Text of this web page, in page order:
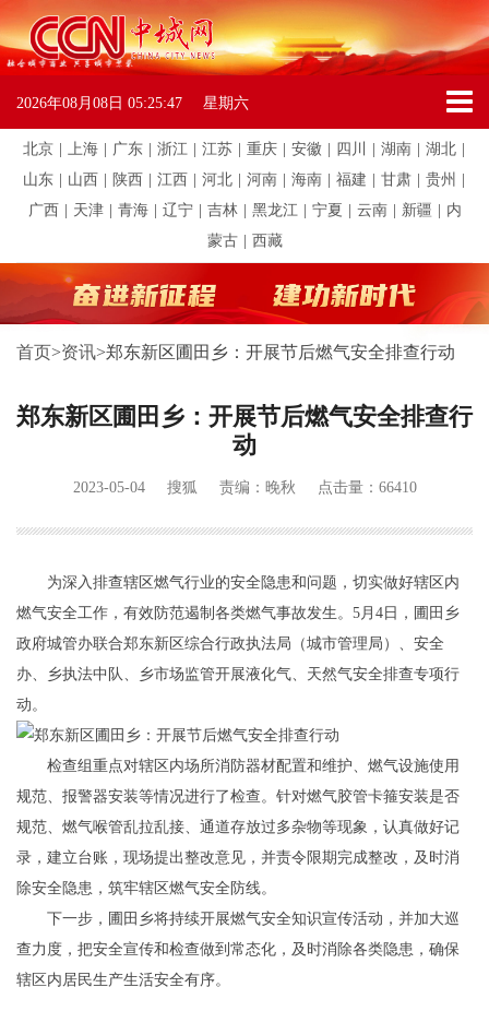
2026年08月08日 05:25:47 星期六
北京 上海 广东 浙江 江苏 重庆 安徽 四川 湖南 湖北
山东
山西 陕西 江西 河北 河南 海南 福建 甘肃 贵州
广西
天津 青海 辽宁 吉林 黑龙江 宁夏 云南 新疆
内
蒙古
西藏
首页>资讯>郑东新区圃田乡：开展节后燃气安全排查行动
郑东新区圃田乡：开展节后燃气安全排查行
动
2023-05-04 搜狐 责编：晚秋 点击量：66410
为深入排查辖区燃气行业的安全隐患和问题，切实做好辖区内
燃气安全工作，有效防范遏制各类燃气事故发生。5月4日，圃田乡
政府城管办联合郑东新区综合行政执法局（城市管理局）、安全
办、乡执法中队、乡市场监管开展液化气、天然气安全排查专项行
动。
检查组重点对辖区内场所消防器材配置和维护、燃气设施使用
规范、报警器安装等情况进行了检查。针对燃气胶管卡箍安装是否
规范、燃气喉管乱拉乱接、通道存放过多杂物等现象，认真做好记
录，建立台账，现场提出整改意见，并责令限期完成整改，及时消
除安全隐患，筑牢辖区燃气安全防线。
下一步，圃田乡将持续开展燃气安全知识宣传活动，并加大巡
查力度，把安全宣传和检查做到常态化，及时消除各类隐患，确保
辖区内居民生产生活安全有序。